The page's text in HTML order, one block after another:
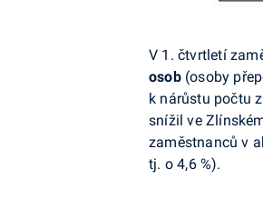
V 1. čtvrtletí
osob(osoby
k nárůstu počtu
snížil ve
zaměstnanců v
tj. o 4,6 %).